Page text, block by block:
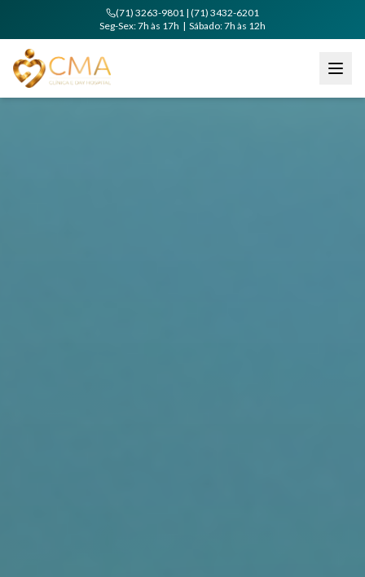
(71) 3263-9801 | (71) 3432-6201
Seg-Sex: 7h às 17h | Sábado: 7h às 12h